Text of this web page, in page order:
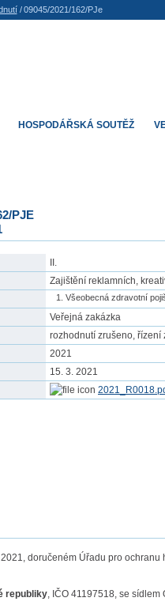
PJE
II.
Zajištění reklamních,
Všeobecná zdravotní
Veřejná zakázka
rozhodnutí zrušeno, řízení
2021
15. 3. 2021
doručeném Úřadu pro
republiky, IČO 41197518, se
HOSPODÁŘSKÁ SOUTĚŽ
/ 09045/2021/162/PJe